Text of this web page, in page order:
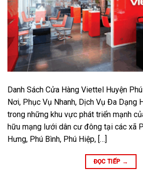
Danh Sách Cửa Hàng Viettel Huyện
Nơi, Phục Vụ Nhanh, Dịch Vụ Đa Dạng
trong những khu vực phát triển mạnh
hữu mạng lưới dân cư đông tại các xã
Hưng, Phú Bình, Phú Hiệp, […]
ĐỌC TIẾP →